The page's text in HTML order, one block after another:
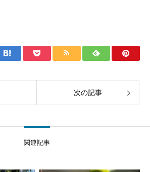
次の記事
関連記事